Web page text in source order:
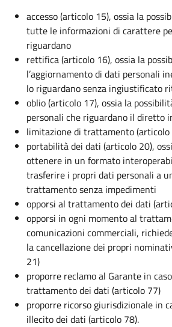
accesso (articolo 15), ossia la
tutte le informazioni di carattere
riguardano
rettifica (articolo 16), ossia la
l’aggiornamento di dati personali
lo riguardano senza ingiustificato
oblio (articolo 17), ossia la
personali che riguardano il diretto
limitazione di trattamento (articolo
portabilità dei dati (articolo 20),
ottenere in un formato
trasferire i propri dati personali a
trattamento senza impedimenti
opporsi al trattamento dei dati
opporsi in ogni momento al
comunicazioni commerciali,
la cancellazione dei propri
21)
proporre reclamo al Garante in
trattamento dei dati (articolo 77)
proporre ricorso giurisdizionale in
illecito dei dati (articolo 78).